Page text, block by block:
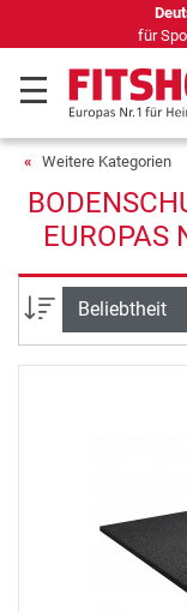
bester Online-Shop
(n-tv+DISQ 2016-2024)
Weitere Kategorien
EUROPAS
Sortierung